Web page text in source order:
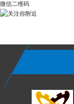
微信二维码